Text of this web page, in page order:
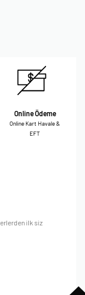
Online Ödeme
Online Kart Havale &
EFT
ilk siz